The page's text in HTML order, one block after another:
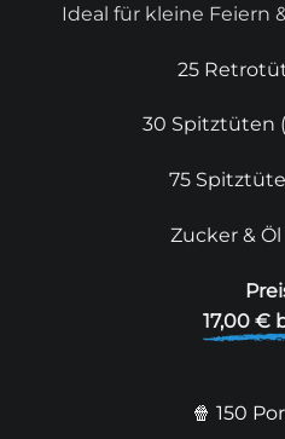
Ideal für kleine Feiern
25
30 Spitztüten
75
Zucker &
17,00 €
🍿 150